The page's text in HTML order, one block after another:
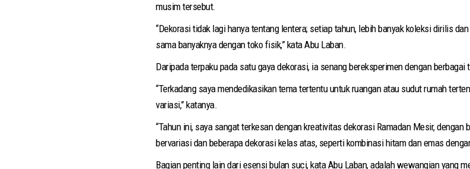
musim tersebut.
“Dekorasi tidak lagi hanya tentang lentera; setiap tahun, lebih banyak koleksi dirilis
sama banyaknya dengan toko fisik,” kata Abu Laban.
Daripada terpaku pada satu gaya dekorasi, ia senang bereksperimen dengan
“Terkadang saya mendedikasikan tema tertentu untuk ruangan atau sudut rumah
variasi,” katanya.
“Tahun ini, saya sangat terkesan dengan kreativitas dekorasi Ramadan Mesir, dengan
bervariasi dan beberapa dekorasi kelas atas, seperti kombinasi hitam dan emas
Bagian penting lain dari esensi bulan suci, kata Abu Laban, adalah wewangian yang